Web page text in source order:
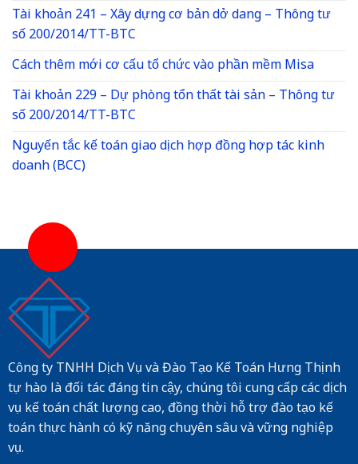
Tài khoản 241 – Xây dựng cơ bản dở dang – Thông tư
số 200/2014/TT-BTC
Cách thêm mới cơ cấu tổ chức vào phần mềm Misa
Tài khoản 229 – Dự phòng tổn thất tài sản – Thông tư
số 200/2014/TT-BTC
Nguyến tắc kế toán giao dịch hợp đồng hợp tác kinh
doanh (BCC)
Công ty TNHH Dịch Vụ và Đào Tạo Kế Toán Hưng Thịnh
tự hào là đối tác đáng tin cậy, chúng tôi cung cấp các dịch
vụ kế toán chất lượng cao, đồng thời hỗ trợ đào tạo kế
toán thực hành có kỹ năng chuyên sâu và vững nghiệp
vụ.